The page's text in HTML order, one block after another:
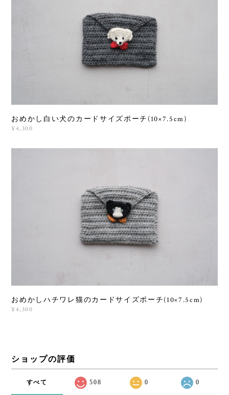
おめかし白い犬のカードサイズポーチ(10×7.5cm)
¥4,300
おめかしハチワレ猫のカードサイズポーチ(10×7.5cm)
¥4,300
ショップの評価
すべて 508 0 0